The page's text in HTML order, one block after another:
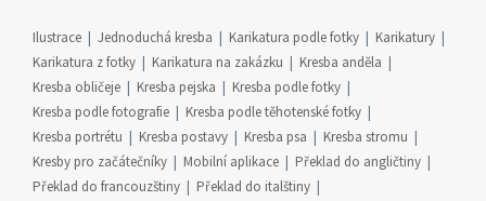
Ilustrace Jednoduchá kresba Karikatura podle fotky
Karikatury
Karikatura z fotky
Karikatura na zakázku
Kresba anděla
Kresba obličeje
Kresba pejska
Kresba podle fotky
Kresba podle fotografie
Kresba podle těhotenské fotky
Kresba portrétu
Kresba postavy Kresba psa
Kresba stromu
Kresby pro začátečníky
Mobilní aplikace
Překlad do angličtiny
Překlad do francouzštiny
Překlad do italštiny